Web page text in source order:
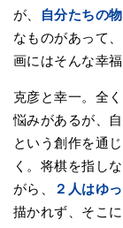
が、
自分たちの
なものがあって
画にはそんな幸
克彦と幸一。全
悩みがあるが、
という創作を通
く。将棋を指し
がら、
２人はゆ
描かれず、そこ